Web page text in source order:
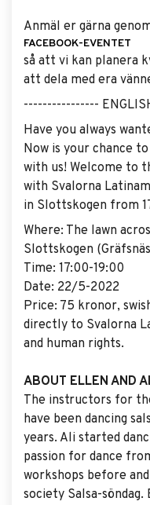
Anmäl er gärna
FACEBOOK-EVENTET
så att vi kan planera
att dela med era
----------------
Have you always
Now is your chance
with us! Welcome to
with Svalorna
in Slottskogen from
Where: The lawn
Slottskogen
Time: 17:00-19:00
Date: 22/5-2022
Price: 75 kronor,
directly to Svalorna
and human rights.
ABOUT ELLEN AND
The instructors for
have been dancing
years. Ali started
passion for dance
workshops before
society Salsa-söndag.